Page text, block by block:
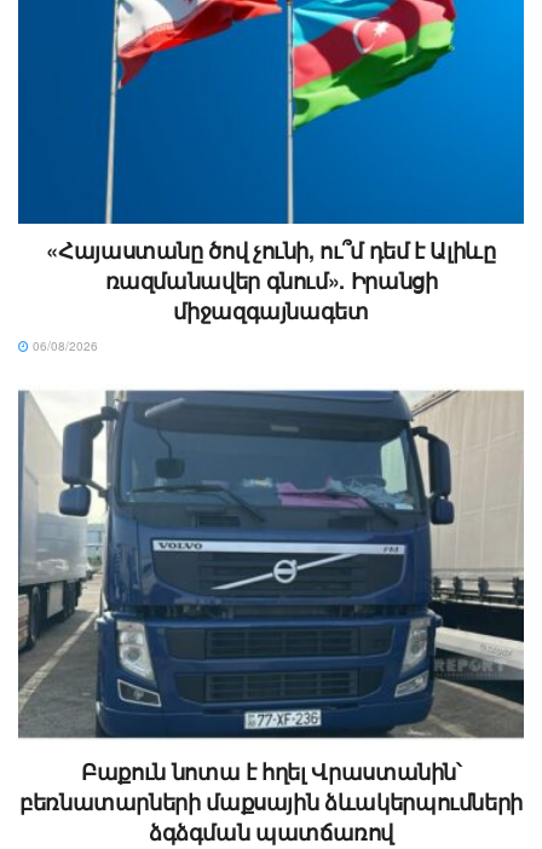
«Հայաստանը ծով չունի, ու՞մ դեմ է Ալիևը
ռազմանավեր գնում». Իրանցի
միջազգայնագետ
06/08/2026
Բաքուն նոտա է հղել Վրաստանին՝
բեռնատարների մաքսային ձևակերպումների
ձգձգման պատճառով